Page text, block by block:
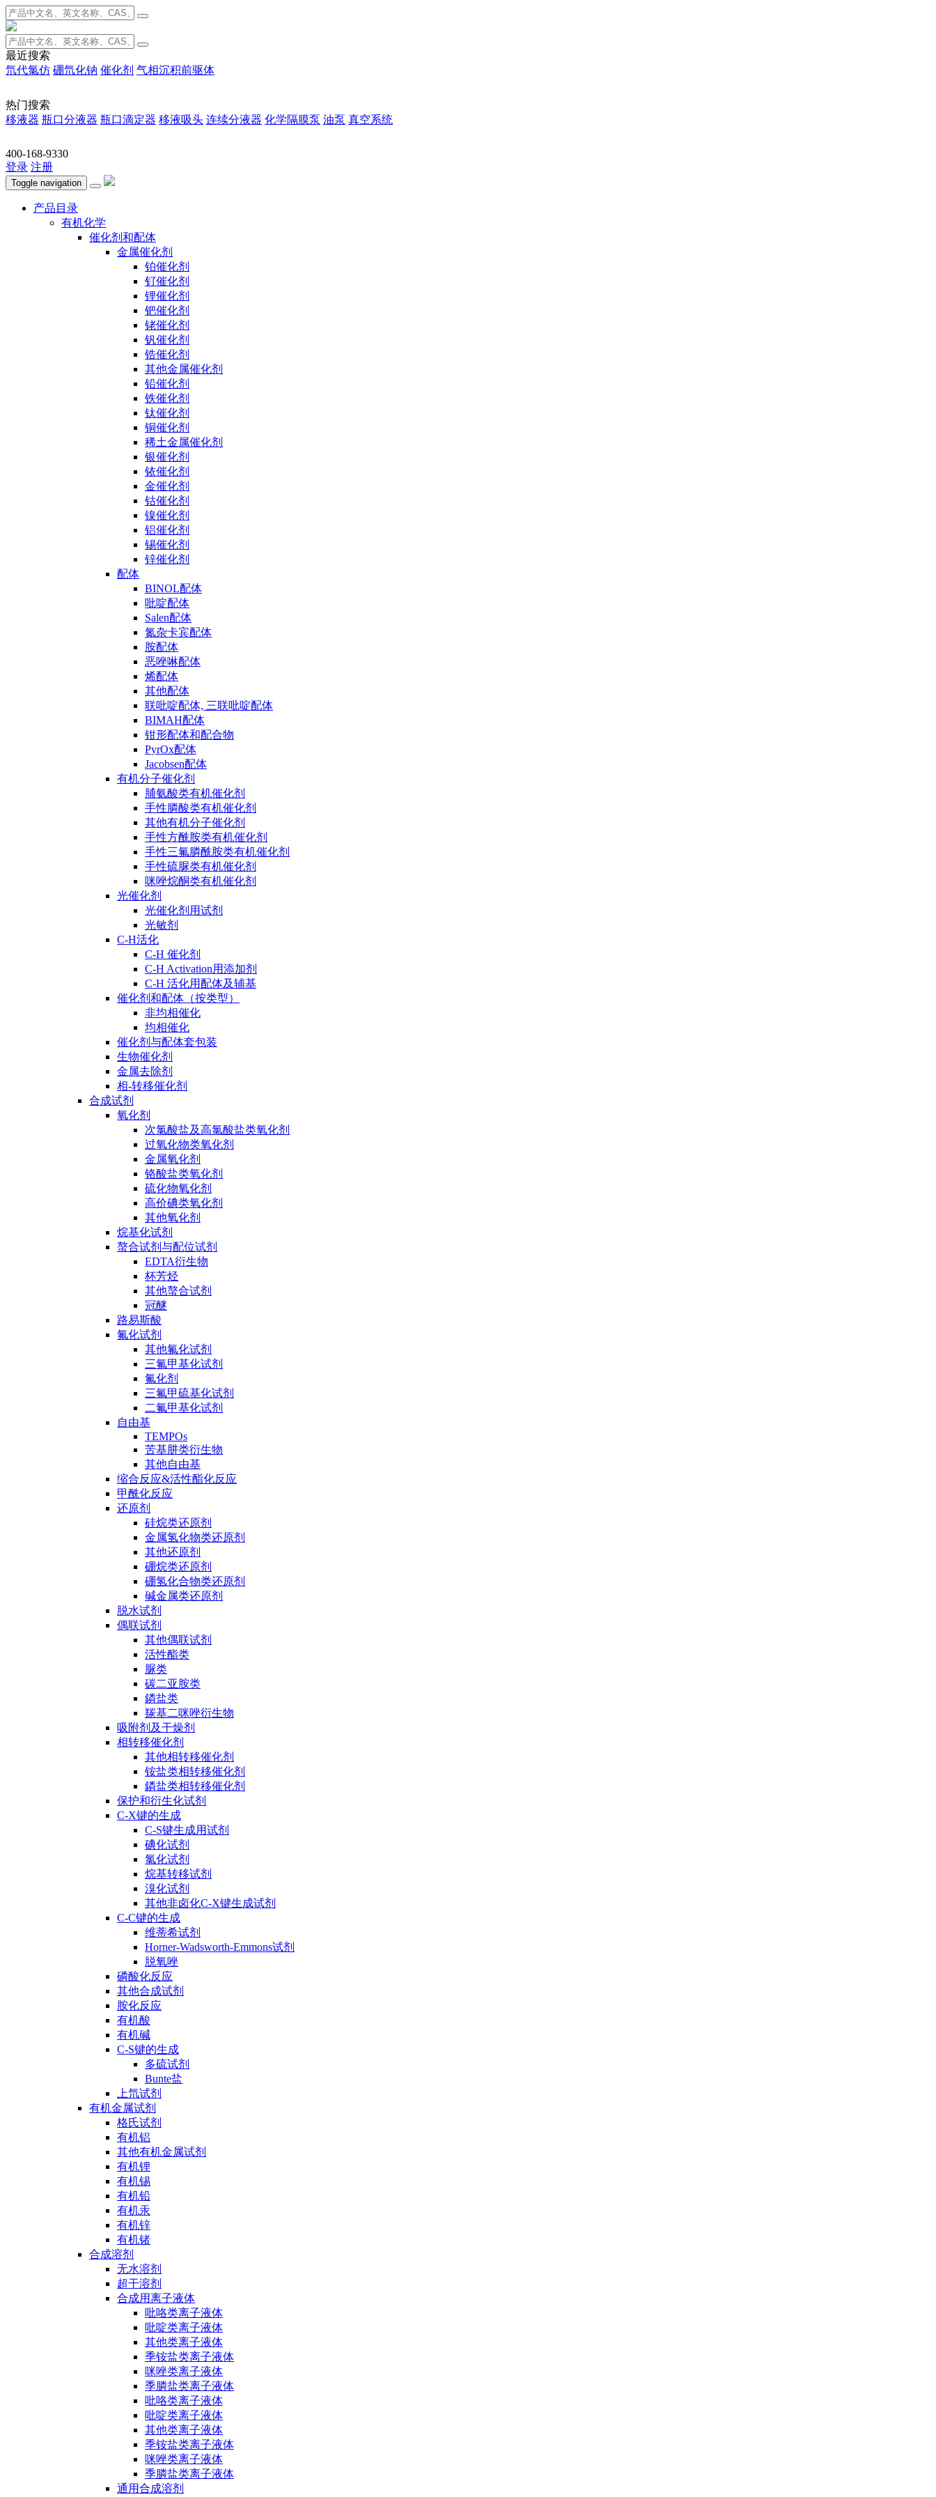
最近搜索
氘代氯仿 硼氘化钠 催化剂 气相沉积前驱体
热门搜索
移液器 瓶口分液器 瓶口滴定器 移液吸头 连续分液器 化学隔膜泵 油泵 真空系统
400-168-9330
登录 注册
Toggle navigation
产品目录
有机化学
催化剂和配体
金属催化剂
铂催化剂
钌催化剂
锂催化剂
钯催化剂
铑催化剂
钒催化剂
锆催化剂
其他金属催化剂
铅催化剂
铁催化剂
钛催化剂
铜催化剂
稀土金属催化剂
银催化剂
铱催化剂
金催化剂
钴催化剂
镍催化剂
铝催化剂
锡催化剂
锌催化剂
配体
BINOL配体
吡啶配体
Salen配体
氮杂卡宾配体
胺配体
恶唑啉配体
烯配体
其他配体
联吡啶配体, 三联吡啶配体
BIMAH配体
钳形配体和配合物
PyrOx配体
Jacobsen配体
有机分子催化剂
脯氨酸类有机催化剂
手性膦酸类有机催化剂
其他有机分子催化剂
手性方酰胺类有机催化剂
手性三氟膦酰胺类有机催化剂
手性硫脲类有机催化剂
咪唑烷酮类有机催化剂
光催化剂
光催化剂用试剂
光敏剂
C-H活化
C-H 催化剂
C-H Activation用添加剂
C-H 活化用配体及辅基
催化剂和配体（按类型）
非均相催化
均相催化
催化剂与配体套包装
生物催化剂
金属去除剂
相-转移催化剂
合成试剂
氧化剂
次氯酸盐及高氯酸盐类氧化剂
过氧化物类氧化剂
金属氧化剂
铬酸盐类氧化剂
硫化物氧化剂
高价碘类氧化剂
其他氧化剂
烷基化试剂
螯合试剂与配位试剂
EDTA衍生物
杯芳烃
其他螯合试剂
冠醚
路易斯酸
氟化试剂
其他氟化试剂
三氟甲基化试剂
氟化剂
三氟甲硫基化试剂
二氟甲基化试剂
自由基
TEMPOs
苦基肼类衍生物
其他自由基
缩合反应&活性酯化反应
甲酰化反应
还原剂
硅烷类还原剂
金属氢化物类还原剂
其他还原剂
硼烷类还原剂
硼氢化合物类还原剂
碱金属类还原剂
脱水试剂
偶联试剂
其他偶联试剂
活性酯类
脲类
碳二亚胺类
鏻盐类
羰基二咪唑衍生物
吸附剂及干燥剂
相转移催化剂
其他相转移催化剂
铵盐类相转移催化剂
鏻盐类相转移催化剂
保护和衍生化试剂
C-X键的生成
C-S键生成用试剂
碘化试剂
氯化试剂
烷基转移试剂
溴化试剂
其他非卤化C-X键生成试剂
C-C键的生成
维蒂希试剂
Horner-Wadsworth-Emmons试剂
脱氧唑
磷酸化反应
其他合成试剂
胺化反应
有机酸
有机碱
C-S键的生成
多硫试剂
Bunte盐
上氘试剂
有机金属试剂
格氏试剂
有机铝
其他有机金属试剂
有机锂
有机锡
有机铅
有机汞
有机锌
有机锗
合成溶剂
无水溶剂
超干溶剂
合成用离子液体
吡咯类离子液体
吡啶类离子液体
其他类离子液体
季铵盐类离子液体
咪唑类离子液体
季膦盐类离子液体
吡咯类离子液体
吡啶类离子液体
其他类离子液体
季铵盐类离子液体
咪唑类离子液体
季膦盐类离子液体
通用合成溶剂